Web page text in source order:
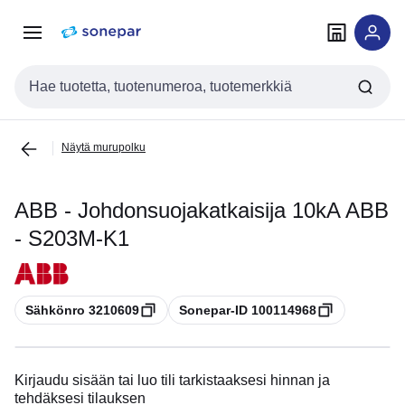
navigointiinsisältöön
Haku
Näytä murupolku
ABB - Johdonsuojakatkaisija 10kA ABB
- S203M-K1
Kopioi
Sähkönro 3210609 Kopioi
Sonepar-ID 100114968
Kirjaudu sisään tai luo tili tarkistaaksesi hinnan ja
tehdäksesi tilauksen